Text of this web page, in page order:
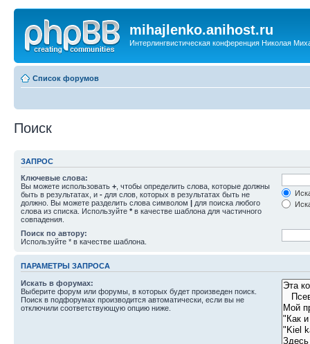
mihajlenko.anihost.ru
Интерлингвистическая конференция Николая
Список форумов
Поиск
ЗАПРОС
Ключевые слова:
Вы можете использовать + , чтобы определить слова, которые должны
быть в результатах, и - для слов, которых в результатах быть не
должно. Вы можете разделить слова символом | для поиска любого
слова из списка. Используйте * в качестве шаблона для частичного
совпадения.
Поиск по автору:
Используйте * в качестве шаблона.
ПАРАМЕТРЫ ЗАПРОСА
Искать в форумах:
Выберите форум или форумы, в которых будет произведен поиск.
Поиск в подфорумах производится автоматически, если вы не
отключили соответствующую опцию ниже.